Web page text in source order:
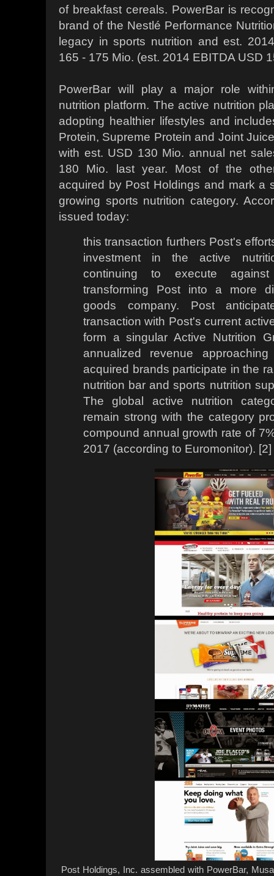
of breakfast cereals. PowerBar is
brand of the Nestlé Performance
legacy in sports nutrition and est.
165 - 175 Mio. (est. 2014 EBITDA USD
PowerBar will play a major role
nutrition platform. The active nutrition
adopting healthier lifestyles and
Protein, Supreme Protein and Joint
with est. USD 130 Mio. annual net
180 Mio. last year. Most of the
acquired by Post Holdings and mark a
growing sports nutrition category.
issued today:
this transaction furthers Post's
investment in the active
continuing to execute
transforming Post into a more
goods company. Post
transaction with Post's current
form a singular Active Nutrition
annualized revenue
acquired brands participate in the
nutrition bar and sports nutrition
The global active nutrition
remain strong with the category
compound annual growth rate of
2017 (according to Euromonitor). [2]
Post Holdings, Inc. assembled with PowerBar,